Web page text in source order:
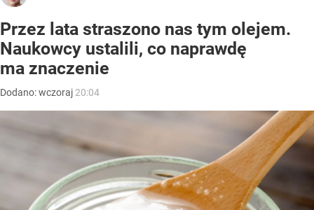
Przez lata straszono nas tym olejem.
Naukowcy ustalili, co naprawdę
ma znaczenie
Dodano:wczoraj 20:04